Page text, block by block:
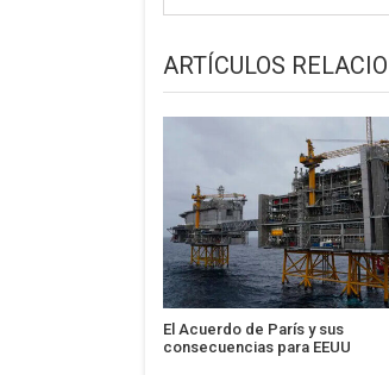
ARTÍCULOS
El Acuerdo de París y sus
consecuencias para EEUU